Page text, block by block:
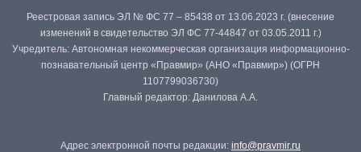
Реестровая запись ЭЛ № ФС 77 – 85438 от 13.06.2023 г. (внесение
изменений в свидетельство ЭЛ ФС 77-44847 от 03.05.2011 г.)
Учредитель: Автономная некоммерческая организация информационно-
познавательный центр «Правмир» (АНО «Правмир») (ОГРН
1107799036730)
Главный редактор: Данилова А.А.
Адрес электронной почты редакции: info@pravmir.ru